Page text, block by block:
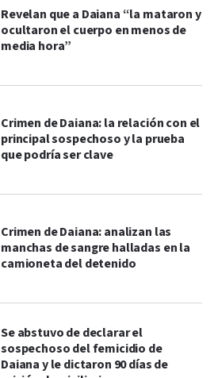
Revelan que a Daiana “la mataron y
ocultaron el cuerpo en menos de
media hora”
Crimen de Daiana: la relación con el
principal sospechoso y la prueba
que podría ser clave
Crimen de Daiana: analizan las
manchas de sangre halladas en la
camioneta del detenido
Se abstuvo de declarar el
sospechoso del femicidio de
Daiana y le dictaron 90 días de